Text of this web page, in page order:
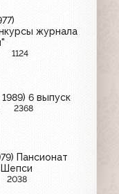
журнала
1124
6 выпуск
2368
Пансионат
Шепси
2038